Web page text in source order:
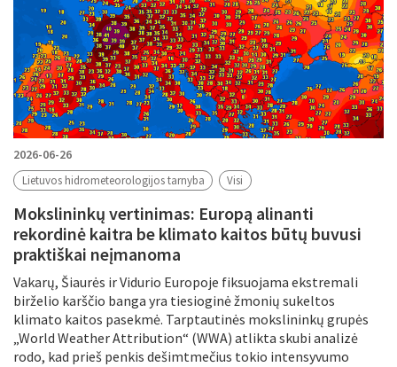
2026-06-26
Lietuvos hidrometeorologijos tarnyba Visi
Mokslininkų vertinimas: Europą alinanti
rekordinė kaitra be klimato kaitos būtų buvusi
praktiškai neįmanoma
Vakarų, Šiaurės ir Vidurio Europoje fiksuojama ekstremali
birželio karščio banga yra tiesioginė žmonių sukeltos
klimato kaitos pasekmė. Tarptautinės mokslininkų grupės
„World Weather Attribution“ (WWA) atlikta skubi analizė
rodo, kad prieš penkis dešimtmečius tokio intensyvumo